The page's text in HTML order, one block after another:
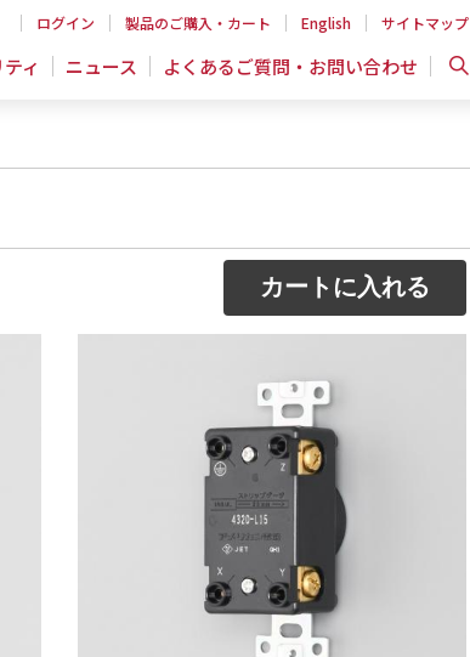
ログイン 製品のご購入・カート English サイトマップ
ィ ニュース よくあるご質問・お問い合わせ